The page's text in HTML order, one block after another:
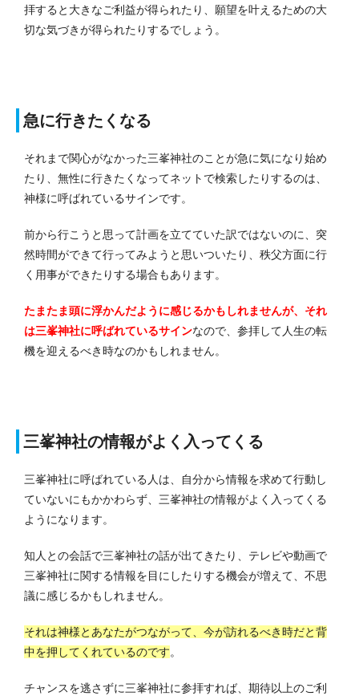
拝すると大きなご利益が得られたり、願望を叶えるための大
切な気づきが得られたりするでしょう。
急に行きたくなる
それまで関心がなかった三峯神社のことが急に気になり始め
たり、無性に行きたくなってネットで検索したりするのは、
神様に呼ばれているサインです。
前から行こうと思って計画を立てていた訳ではないのに、突
然時間ができて行ってみようと思いついたり、秩父方面に行
く用事ができたりする場合もあります。
たまたま頭に浮かんだように感じるかもしれませんが、それ
は三峯神社に呼ばれているサインなので、参拝して人生の転
機を迎えるべき時なのかもしれません。
三峯神社の情報がよく入ってくる
三峯神社に呼ばれている人は、自分から情報を求めて行動し
ていないにもかかわらず、三峯神社の情報がよく入ってくる
ようになります。
知人との会話で三峯神社の話が出てきたり、テレビや動画で
三峯神社に関する情報を目にしたりする機会が増えて、不思
議に感じるかもしれません。
それは神様とあなたがつながって、今が訪れるべき時だと背
中を押してくれているのです。
チャンスを逃さずに三峯神社に参拝すれば、期待以上のご利